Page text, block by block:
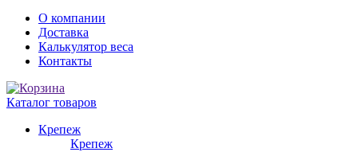
О компании
Доставка
Калькулятор веса
Контакты
Каталог товаров
Крепеж
Крепеж